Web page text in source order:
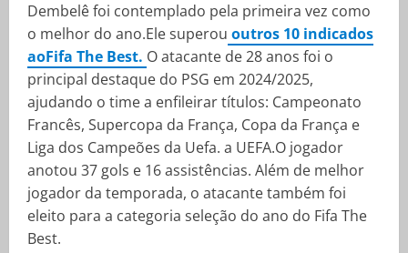
Dembelê foi contemplado pela primeira vez como
o melhor do ano.Ele superou outros 10 indicados
aoFifa The Best. O atacante de 28 anos foi o
principal destaque do PSG em 2024/2025,
ajudando o time a enfileirar títulos: Campeonato
Francês, Supercopa da França, Copa da França e
Liga dos Campeões da Uefa. a UEFA.O jogador
anotou 37 gols e 16 assistências. Além de melhor
jogador da temporada, o atacante também foi
eleito para a categoria seleção do ano do Fifa The
Best.